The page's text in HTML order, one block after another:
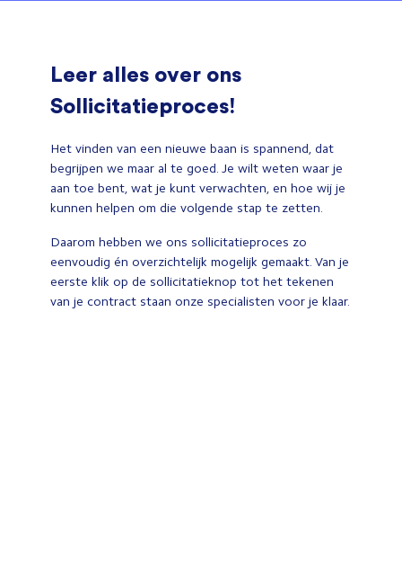
Leer alles over ons
Sollicitatieproces!
Het vinden van een nieuwe baan is spannend, dat
begrijpen we maar al te goed. Je wilt weten waar je
aan toe bent, wat je kunt verwachten, en hoe wij je
kunnen helpen om die volgende stap te zetten.
Daarom hebben we ons sollicitatieproces zo
eenvoudig én overzichtelijk mogelijk gemaakt. Van je
eerste klik op de sollicitatieknop tot het tekenen
van je contract staan onze specialisten voor je klaar.